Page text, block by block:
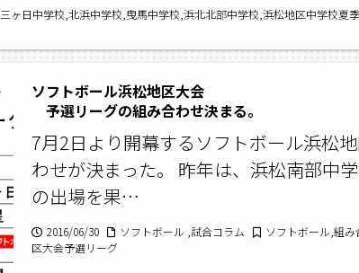
三ヶ日中学校,北浜中学校,曳馬中学校,浜北北部中学校,浜松地区中学校
ソフトボール浜松地区大会
予選リーグの組み合わせ決まる。
7月2日より開幕するソフトボール浜松
わせが決まった。 昨年は、浜松南部中
の出場を果…
2016/06/30 ソフトボール ,試合コラム
ソフトボール,組
区大会予選リーグ